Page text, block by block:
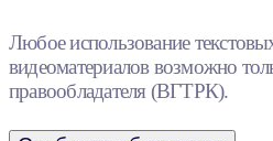
Любое использование
видеоматериалов возможно
правообладателя (ВГТРК).